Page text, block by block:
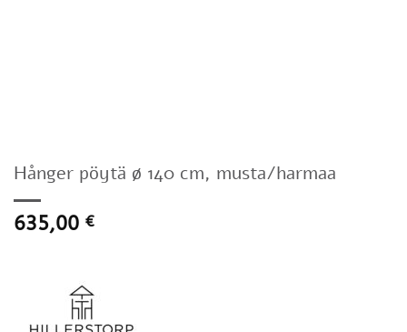
Hånger pöytä ø 140 cm, musta/harmaa
635,00 €